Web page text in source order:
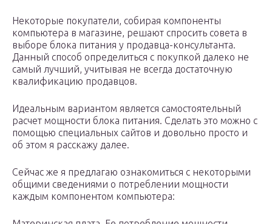
Некоторые покупатели, собирая компоненты
компьютера в магазине, решают спросить совета в
выборе блока питания у продавца-консультанта.
Данный способ определиться с покупкой далеко не
самый лучший, учитывая не всегда достаточную
квалификацию продавцов.
Идеальным вариантом является самостоятельный
расчет мощности блока питания. Сделать это можно с
помощью специальных сайтов и довольно просто и
об этом я расскажу далее.
Сейчас же я предлагаю ознакомиться с некоторыми
общими сведениями о потреблении мощности
каждым компонентом компьютера: